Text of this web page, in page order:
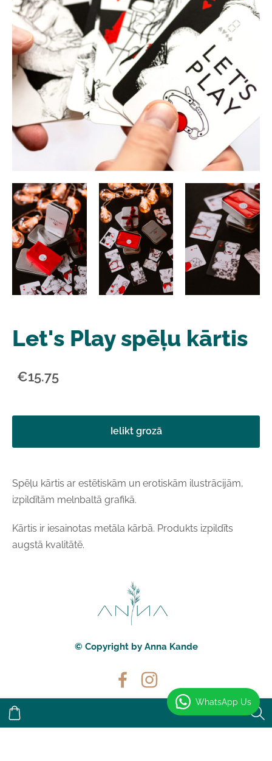
Let's Play spēļu kārtis
€15.75
Ielikt grozā
Spēļu kārtis ar estētiskām un erotiskām ilustrācijām,
izpildītām melnbaltā grafikā.
Kārtis ir iesainotas metāla kārbā. Produkts izpildīts
augstā kvalitātē.
© Copyright by Anna Kande
WhatsApp Us